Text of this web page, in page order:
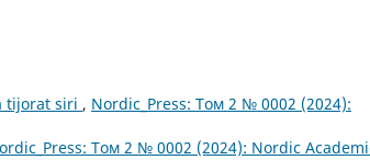
tijorat siri , Nordic_Press: Том 2 № 0002 (2024):
Том 2 № 0002 (2024): Nordic